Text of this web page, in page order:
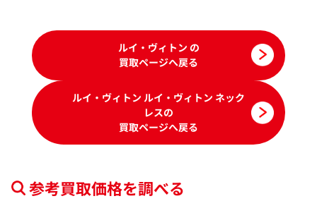
ルイ・ヴィトン の
買取ページへ戻る
ルイ・ヴィトン ルイ・ヴィトン ネック
レスの
買取ページへ戻る
参考買取価格を調べる